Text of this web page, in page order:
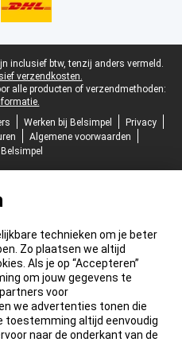
inclusief btw, tenzij anders vermeld.
verzendkosten.
alle producten of verzendmethoden:
Werken bij Belsimpel
Privacy
Algemene voorwaarden
technieken om je beter
Zo plaatsen we altijd
Als je op “Accepteren”
om jouw gegevens te
voor
we advertenties tonen die
toestemming altijd eenvoudig
naar de onderkant van de